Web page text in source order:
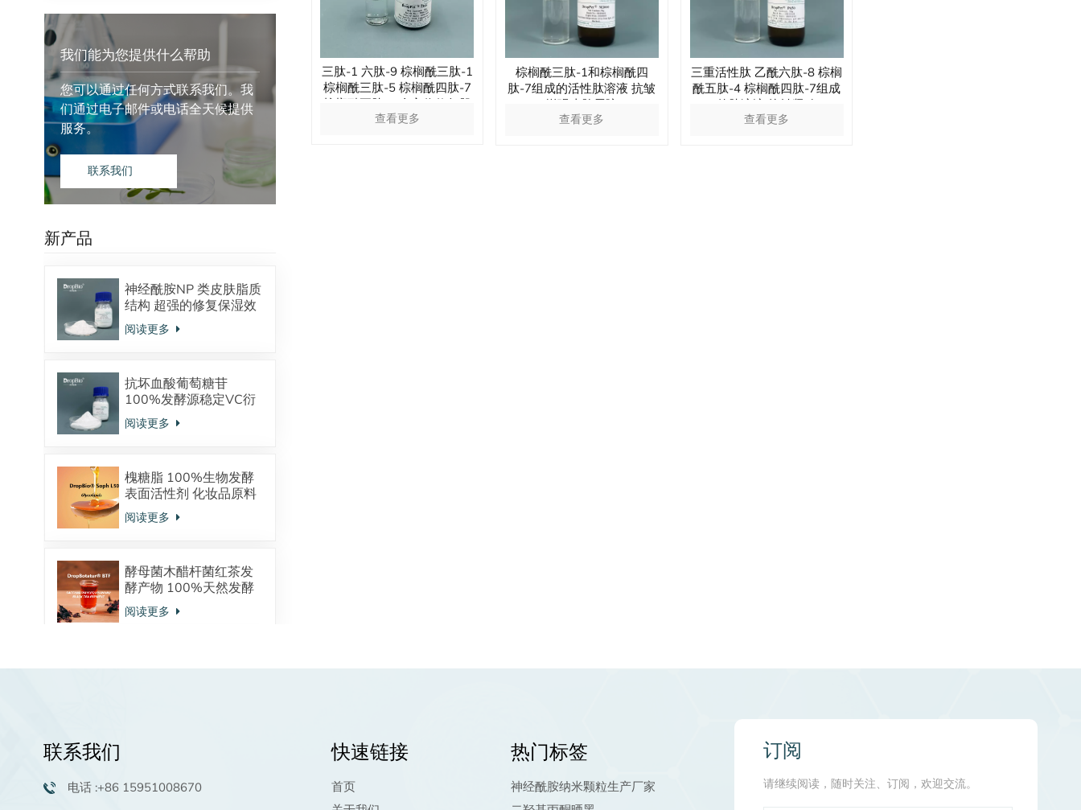
我们能为您提供什么帮助
您可以通过任何方式联系我们。我
们通过电子邮件或电话全天候提供
服务。
联系我们
新产品
神经酰胺NP 类皮肤脂质
结构 超强的修复保湿效
果 对抗皮炎效果显著
阅读更多
抗坏血酸葡萄糖苷
100%发酵源稳定VC衍
生物 美白抗氧化
阅读更多
槐糖脂 100%生物发酵
表面活性剂 化妆品原料
酸型内酯型混合物
阅读更多
酵母菌木醋杆菌红茶发
酵产物 100%天然发酵
来源 调节皮肤微生态
阅读更多
植物鞘氨醇：天然发酵
末供应商
三肽-1 六肽-9 棕榈酰三肽-1
棕榈酰三肽-5 棕榈酰四肽-7
棕榈酰五肽-4 全方位修复肌
肤
查看更多
棕榈酰三肽-1和棕榈酰四
肽-7组成的活性肽溶液 抗皱
增强皮肤屏障
查看更多
三重活性肽 乙酰六肽-8 棕榈
酰五肽-4 棕榈酰四肽-7组成
的肽溶液 抗皱紧致
查看更多
联系我们
电话 :+86 15951008670
快速链接
首页
热门标签
神经酰胺纳米颗粒生产厂家
订阅
请继续阅读，随时关注、订阅，欢迎交流。